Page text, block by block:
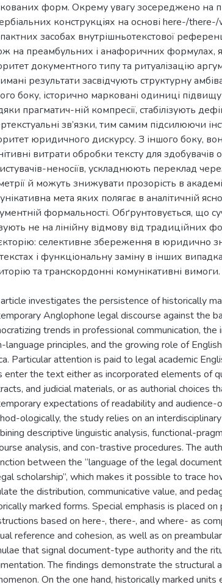
форм. Окрему увагу зосереджено на
конструкціях на основі here-/
засобах внутрішньотекстової
на преамбульних і анафоричних формулах,
документного типу та ритуалізацію
результати засвідчують структурну
боку, історично марковані одиниці
прагматич-ній компресії, стабілізують
зв’язки, тим самим підсилюючи
юридичного дискурсу. З іншого боку,
витрати обробки тексту для здобувачів
неносіїв, ускладнюють переклад
й можуть знижувати прозорість в
мета яких полягає в аналітичній
формальності. Обґрунтовується, що
не на лінійну відмову від традиційних
селективне збереження в юридично
і функціональну заміну в інших
та транскордонні комунікативні вимоги.
investigates the persistence of historically
Anglophone legal discourse against the
trends in professional communication,
language principles, and the growing role of
Particular attention is paid to legal academic
enter the text either as incorporated elements of
and judicial materials, or as authorial choices
expectations of readability and audience-
ologically, the study relies on an
descriptive linguistic analysis, functional-
analysis, and con-trastive procedures. The
between the “language of the legal
scholarship”, which makes it possible to trace
the distribution, communicative value, and
marked forms. Special emphasis is placed
based on here-, there-, and where- as
reference and cohesion, as well as on
that signal document-type authority and the
The findings demonstrate the structural
On the one hand, historically marked units